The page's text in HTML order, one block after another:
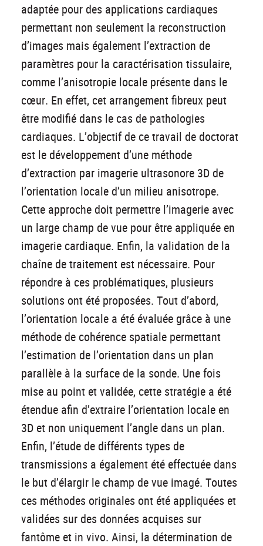
adaptée pour des applications cardiaques
permettant non seulement la reconstruction
d’images mais également l’extraction de
paramètres pour la caractérisation tissulaire,
comme l’anisotropie locale présente dans le
cœur. En effet, cet arrangement fibreux peut
être modifié dans le cas de pathologies
cardiaques. L’objectif de ce travail de doctorat
est le développement d’une méthode
d’extraction par imagerie ultrasonore 3D de
l’orientation locale d’un milieu anisotrope.
Cette approche doit permettre l’imagerie avec
un large champ de vue pour être appliquée en
imagerie cardiaque. Enfin, la validation de la
chaîne de traitement est nécessaire. Pour
répondre à ces problématiques, plusieurs
solutions ont été proposées. Tout d’abord,
l’orientation locale a été évaluée grâce à une
méthode de cohérence spatiale permettant
l’estimation de l’orientation dans un plan
parallèle à la surface de la sonde. Une fois
mise au point et validée, cette stratégie a été
étendue afin d’extraire l’orientation locale en
3D et non uniquement l’angle dans un plan.
Enfin, l’étude de différents types de
transmissions a également été effectuée dans
le but d’élargir le champ de vue imagé. Toutes
ces méthodes originales ont été appliquées et
validées sur des données acquises sur
fantôme et in vivo. Ainsi, la détermination de